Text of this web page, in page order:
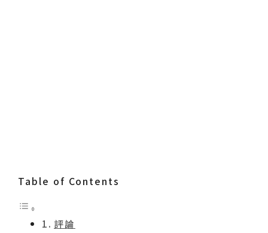
Table of Contents
評論